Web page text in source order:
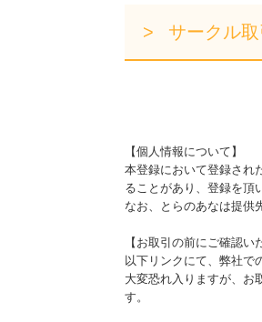
サークル
【個人情報について】
本登録において登録され
ることがあり、登録を頂
なお、とらのあなは提供
【お取引の前にご確認い
以下リンクにて、弊社で
大変恐れ入りますが、お
す。